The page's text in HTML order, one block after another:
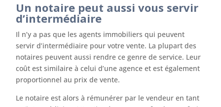
Un notaire peut aussi vous servir
d’intermédiaire
Il n’y a pas que les agents immobiliers qui peuvent
servir d’intermédiaire pour votre vente. La plupart des
notaires peuvent aussi rendre ce genre de service. Leur
coût est similaire à celui d’une agence et est également
proportionnel au prix de vente.
Le notaire est alors à rémunérer par le vendeur en tant